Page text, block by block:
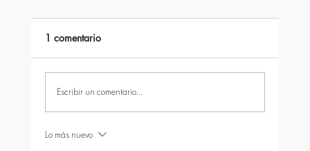
1 comentario
Escribir un comentario...
Lo más nuevo